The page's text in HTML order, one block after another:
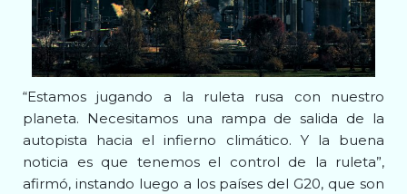
“Estamos jugando a la ruleta rusa con nuestro
planeta. Necesitamos una rampa de salida de la
autopista hacia el infierno climático. Y la buena
noticia es que tenemos el control de la ruleta”,
afirmó, instando luego a los países del G20, que son